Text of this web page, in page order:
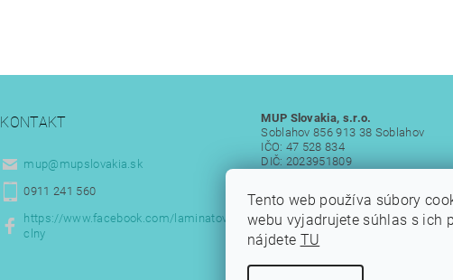
KONTAKT
mup@ mupslovakia.sk
0911 241 560
https://www.facebook.com/laminatove
clny
MUP Slovakia, s.r.o.
Soblahov 856 913 38 Soblahov
IČO: 47 528 834
DIČ: 2023951809
Tento web používa súbory
webu vyjadrujete súhlas s ich
nájdete TU